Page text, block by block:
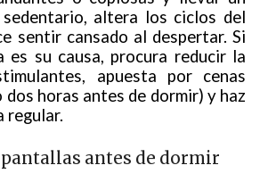
altera los ciclos del
sentir cansado al despertar. Si
es su causa, procura reducir la
apuesta por cenas
dos horas antes de dormir) y haz
regular.
pantallas antes de dormir